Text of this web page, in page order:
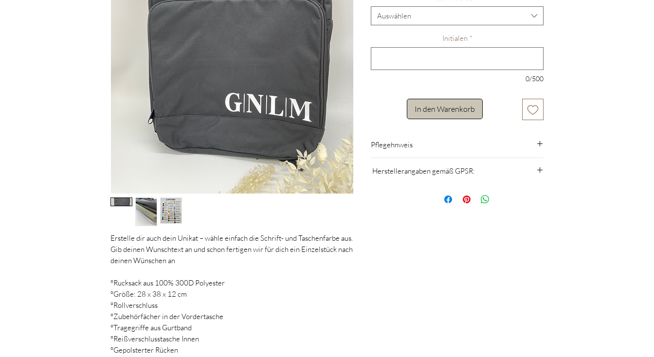
Erstelle dir auch dein Unikat – wähle einfach die Schrift- und Taschenfarbe aus.
Gib deinen Wunschtext an und schon fertigen wir für dich ein Einzelstück nach
deinen Wünschen an
°Rucksack aus 100% 300D Polyester
°Größe: 28 x 38 x 12 cm
°Rollverschluss
°Zubehörfächer in der Vordertasche
°Tragegriffe aus Gurtband
°Reißverschlusstasche Innen
°Gepolsterter Rücken
Auswählen
Initialen *
0/500
In den Warenkorb
Pflegehnweis
oder Ähnliches
Herstellerangaben gemäß GPSR: